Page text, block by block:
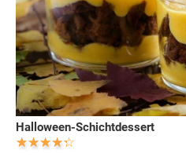
Halloween-Schichtdessert